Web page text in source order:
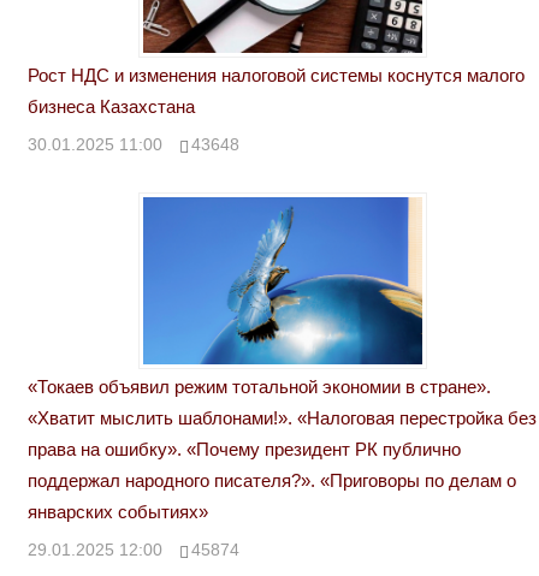
Рост НДС и изменения налоговой системы коснутся малого
бизнеса Казахстана
30.01.2025 11:00 43648
«Токаев объявил режим тотальной экономии в стране».
«Хватит мыслить шаблонами!». «Налоговая перестройка без
права на ошибку». «Почему президент РК публично
поддержал народного писателя?». «Приговоры по делам о
январских событиях»
29.01.2025 12:00 45874